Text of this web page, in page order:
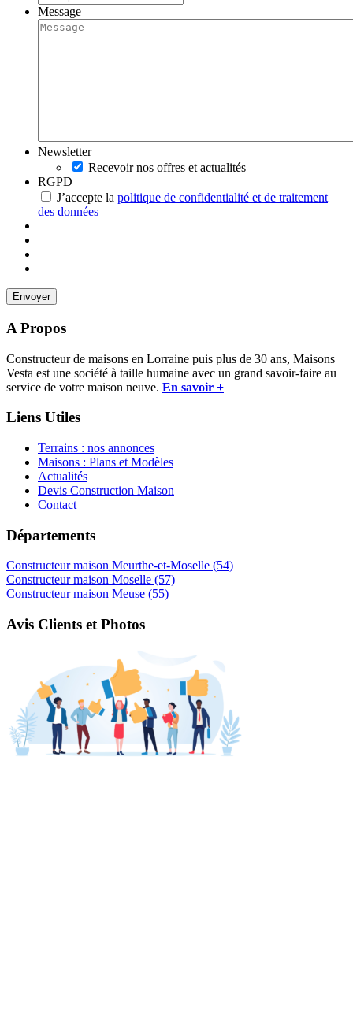
Message
Newsletter
Recevoir nos offres et actualités
RGPD
J’accepte la politique de confidentialité et de traitement
des données
A Propos
Constructeur de maisons en Lorraine puis plus de 30 ans, Maisons
Vesta est une société à taille humaine avec un grand savoir-faire au
service de votre maison neuve. En savoir +
Liens Utiles
Terrains : nos annonces
Maisons : Plans et Modèles
Actualités
Devis Construction Maison
Contact
Départements
Constructeur maison Meurthe-et-Moselle (54)
Constructeur maison Moselle (57)
Constructeur maison Meuse (55)
Avis Clients et Photos